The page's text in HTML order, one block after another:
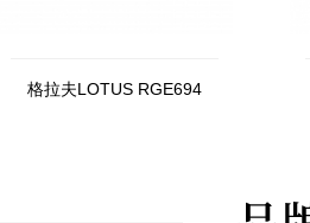
格拉夫LOTUS RGE694